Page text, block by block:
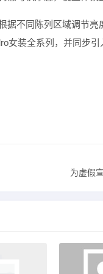
据不同陈列区域调节
女装全系列，并同步引
为虚假